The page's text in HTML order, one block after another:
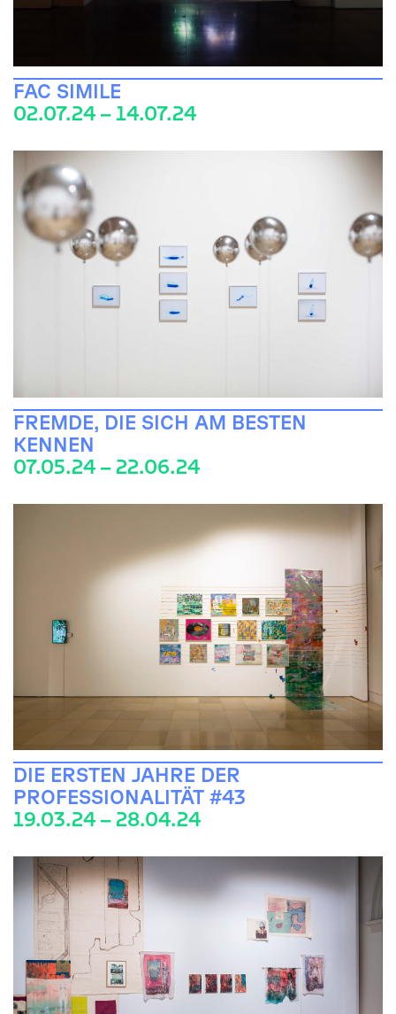
FAC SIMILE
02.07.24 – 14.07.24
FREMDE, DIE SICH AM BESTEN
KENNEN
07.05.24 – 22.06.24
DIE ERSTEN JAHRE DER
PROFESSIONALITÄT #43
19.03.24 – 28.04.24